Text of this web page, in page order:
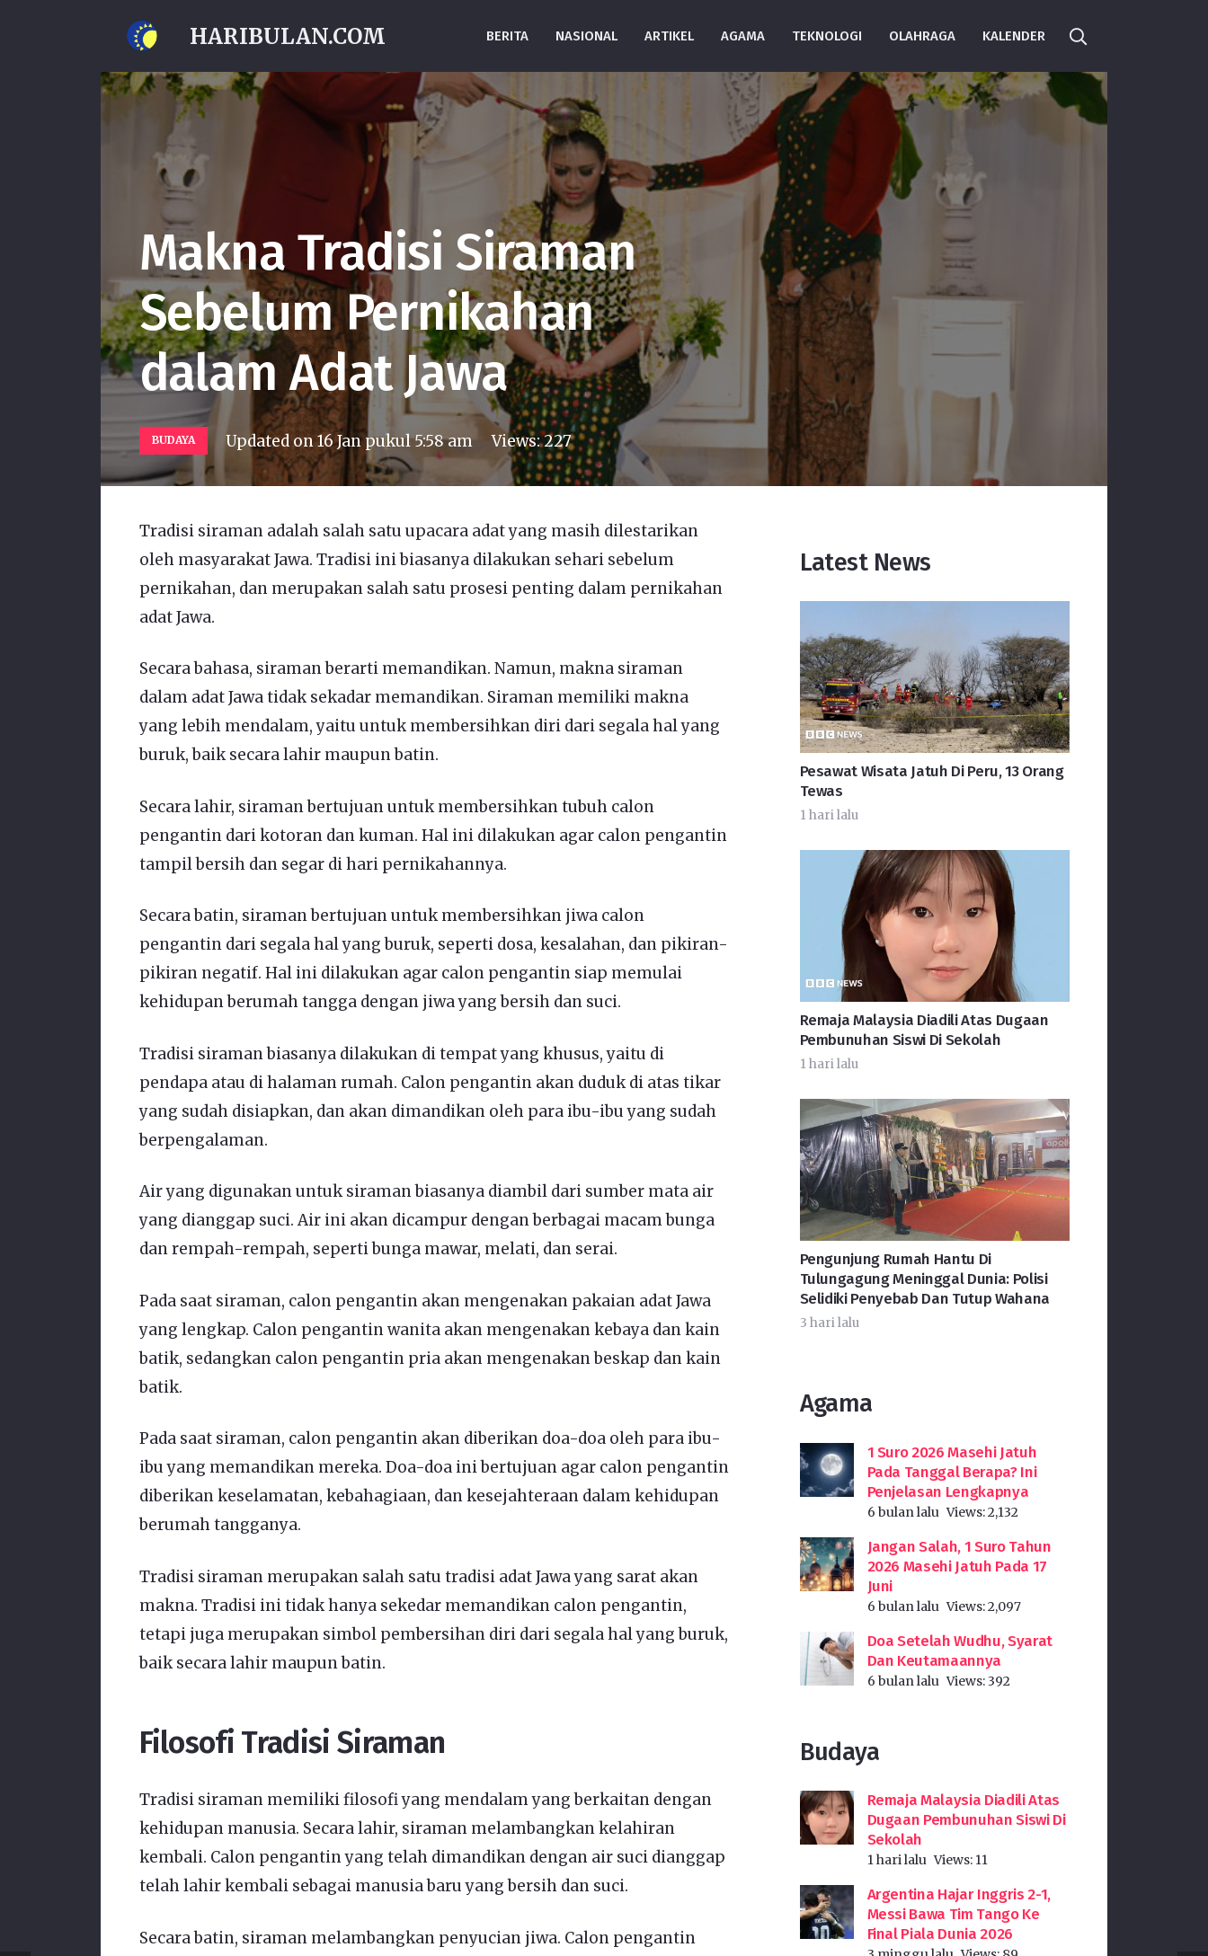
HARIBULAN.COM BERITA NASIONAL ARTIKEL AGAMA TEKNOLOGI OLAHRAGA KALENDER
Makna Tradisi Siraman
Sebelum Pernikahan
dalam Adat Jawa
BUDAYA Updated on16 Jan pukul 5:58 am Views:227
Tradisi siraman adalah salah satu upacara adat yang masih dilestarikan
oleh masyarakat Jawa. Tradisi ini biasanya dilakukan sehari sebelum
pernikahan, dan merupakan salah satu prosesi penting dalam pernikahan
adat Jawa.
Secara bahasa, siraman berarti memandikan. Namun, makna siraman
dalam adat Jawa tidak sekadar memandikan. Siraman memiliki makna
yang lebih mendalam, yaitu untuk membersihkan diri dari segala hal yang
buruk, baik secara lahir maupun batin.
Secara lahir, siraman bertujuan untuk membersihkan tubuh calon
pengantin dari kotoran dan kuman. Hal ini dilakukan agar calon pengantin
tampil bersih dan segar di hari pernikahannya.
Secara batin, siraman bertujuan untuk membersihkan jiwa calon
pengantin dari segala hal yang buruk, seperti dosa, kesalahan, dan pikiran-
pikiran negatif. Hal ini dilakukan agar calon pengantin siap memulai
kehidupan berumah tangga dengan jiwa yang bersih dan suci.
Tradisi siraman biasanya dilakukan di tempat yang khusus, yaitu di
pendapa atau di halaman rumah. Calon pengantin akan duduk di atas tikar
yang sudah disiapkan, dan akan dimandikan oleh para ibu-ibu yang sudah
berpengalaman.
Air yang digunakan untuk siraman biasanya diambil dari sumber mata air
yang dianggap suci. Air ini akan dicampur dengan berbagai macam bunga
dan rempah-rempah, seperti bunga mawar, melati, dan serai.
Pada saat siraman, calon pengantin akan mengenakan pakaian adat Jawa
yang lengkap. Calon pengantin wanita akan mengenakan kebaya dan kain
batik, sedangkan calon pengantin pria akan mengenakan beskap dan kain
batik.
Pada saat siraman, calon pengantin akan diberikan doa-doa oleh para ibu-
ibu yang memandikan mereka. Doa-doa ini bertujuan agar calon pengantin
diberikan keselamatan, kebahagiaan, dan kesejahteraan dalam kehidupan
berumah tangganya.
Tradisi siraman merupakan salah satu tradisi adat Jawa yang sarat akan
makna. Tradisi ini tidak hanya sekedar memandikan calon pengantin,
tetapi juga merupakan simbol pembersihan diri dari segala hal yang buruk,
baik secara lahir maupun batin.
Filosofi Tradisi Siraman
Tradisi siraman memiliki filosofi yang mendalam yang berkaitan dengan
kehidupan manusia. Secara lahir, siraman melambangkan kelahiran
kembali. Calon pengantin yang telah dimandikan dengan air suci dianggap
telah lahir kembali sebagai manusia baru yang bersih dan suci.
Secara batin, siraman melambangkan penyucian jiwa. Calon pengantin
Latest News
Pesawat Wisata Jatuh Di Peru, 13 Orang
Tewas
1 hari lalu
Remaja Malaysia Diadili Atas Dugaan
Pembunuhan Siswi Di Sekolah
1 hari lalu
Pengunjung Rumah Hantu Di
Tulungagung Meninggal Dunia: Polisi
Selidiki Penyebab Dan Tutup Wahana
3 hari lalu
Agama
1 Suro 2026 Masehi Jatuh
Pada Tanggal Berapa? Ini
Penjelasan Lengkapnya
6 bulan lalu Views:2,132
Jangan Salah, 1 Suro Tahun
2026 Masehi Jatuh Pada 17
Juni
6 bulan lalu Views:2,097
Doa Setelah Wudhu, Syarat
Dan Keutamaannya
6 bulan lalu Views:392
Budaya
Remaja Malaysia Diadili Atas
Dugaan Pembunuhan Siswi Di
Sekolah
1 hari lalu Views: 11
Argentina Hajar Inggris 2-1,
Messi Bawa Tim Tango Ke
Final Piala Dunia 2026